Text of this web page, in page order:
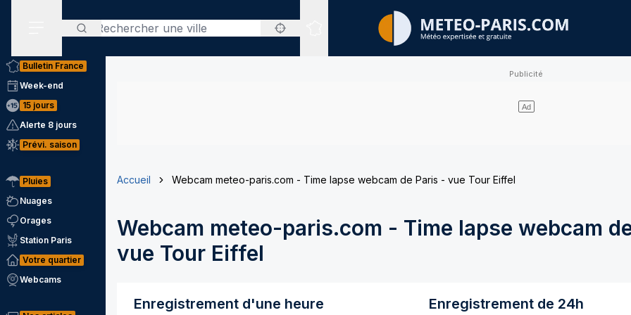
Rechercher
Sites expertisés
Bulletin France
Week-end
15 jours
Alerte 8 jours
Prévi. saison
Pluies
Nuages
Orages
Station Paris
Votre quartier
Webcams
Accueil Webcam meteo-paris.com - Time lapse webcam de Paris - vue Tour Eiffel
Webcam meteo-paris.com - Time lapse webcam
vue Tour Eiffel
Enregistrement d'une heure Enregistrement de 24h